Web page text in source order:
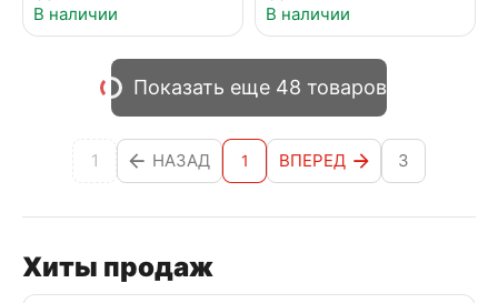
В наличии
beige naturel
В наличии
Показать еще 48 товаров
1 НАЗАД 1 ВПЕРЕД 3
Хиты продаж